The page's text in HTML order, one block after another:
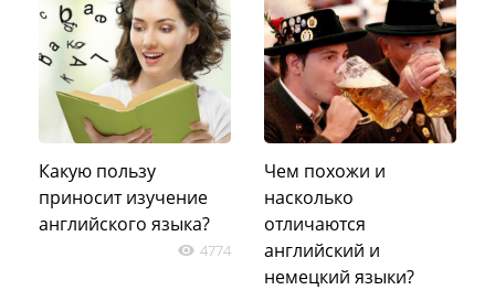
Какую пользу
приносит изучение
английского языка?
4774
Чем похожи и
насколько
отличаются
английский и
немецкий языки?